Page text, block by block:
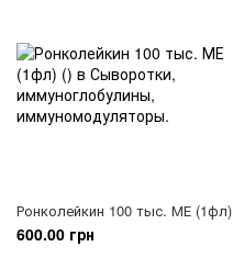
Ронколейкин 100 тыс. МЕ (1фл)
600.00 грн